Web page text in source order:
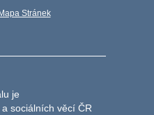
Mapa Stránek
je
sociálních věcí ČR